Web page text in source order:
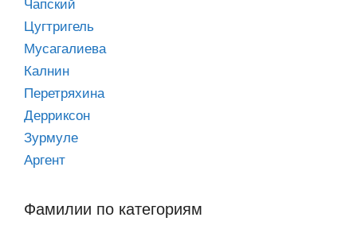
Чапский
Цугтригель
Мусагалиева
Калнин
Перетряхина
Дерриксон
Зурмуле
Аргент
Фамилии по категориям